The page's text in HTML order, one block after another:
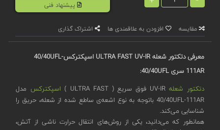
پیشنهاد فنی
مقایسه افزودن به علاقمندی ها اشتراک گذاری
معرفی دتکتور شعله ULTRA FAST UV-IR
اسپکترکس40/40UFL-
111AR سری 40/40UFL
:
دتکتور شعلهUV-IR فوق سریع ( ULTRA FAST ) اسپکترکس مدل
40/40UFL-111AR باتوجه به نوع اشعه‌ی ساطع شده از شعله، حریق را
شناسایی می‌کند.
همانطور که می‌دانید، یکی از روش‌های انتقال حرارت ناشی از آتش،